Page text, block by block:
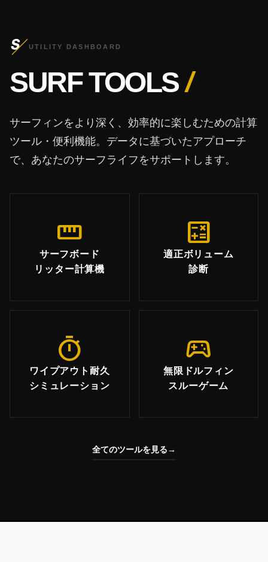
S UTILITY DASHBOARD
SURF TOOLS/
サーフィンをより深く、効率的に楽しむための計算
ツール・便利機能。データに基づいたアプローチ
で、あなたのサーフライフをサポートします。
straighten
サーフボード
リッター計算機
calculate
適正ボリューム
診断
timer
ワイプアウト耐久
シミュレーション
sports_esports
無限ドルフィン
スルーゲーム
全てのツールを見る→